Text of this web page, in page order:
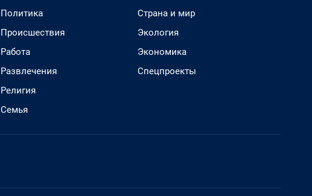
Политика
Происшествия
Работа
Развлечения
Религия
Семья
Страна и мир
Экология
Экономика
Спецпроекты